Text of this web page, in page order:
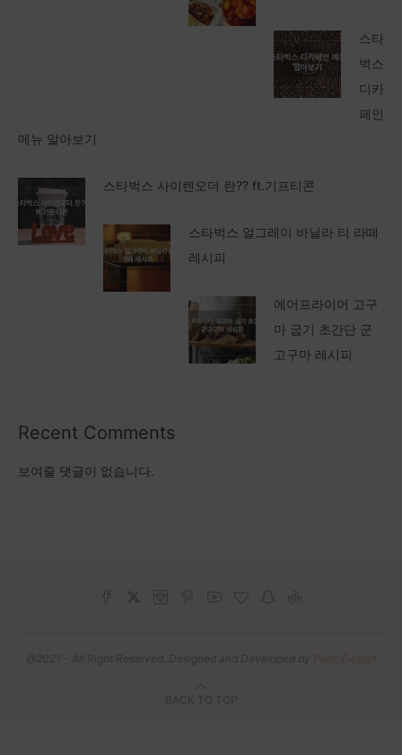
스타
벅스
디카
페인
메뉴 알아보기
스타벅스 사이렌오더 란?? ft.기프티콘
스타벅스 얼그레이 바닐라 티 라떼
레시피
에어프라이어 고구
마 굽기 초간단 군
고구마 레시피
Recent Comments
보여줄 댓글이 없습니다.
@2021 - All Right Reserved. Designed and Developed by
BACK TO TOP